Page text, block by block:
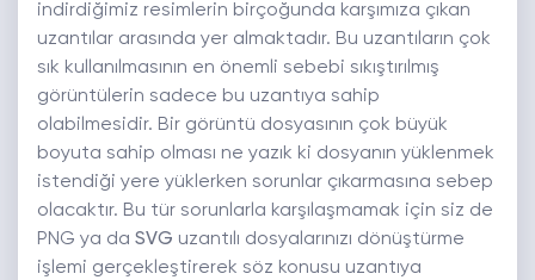
indirdiğimiz resimlerin birçoğunda karşımıza çıkan
uzantılar arasında yer almaktadır. Bu uzantıların çok
sık kullanılmasının en önemli sebebi sıkıştırılmış
görüntülerin sadece bu uzantıya sahip
olabilmesidir. Bir görüntü dosyasının çok büyük
boyuta sahip olması ne yazık ki dosyanın yüklenmek
istendiği yere yüklerken sorunlar çıkarmasına sebep
olacaktır. Bu tür sorunlarla karşılaşmamak için siz de
PNG ya da SVG uzantılı dosyalarınızı dönüştürme
işlemi gerçekleştirerek söz konusu uzantıya